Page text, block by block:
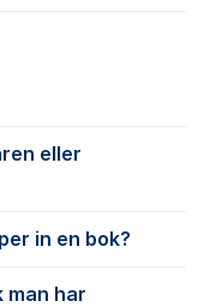
eller
in en bok?
man har